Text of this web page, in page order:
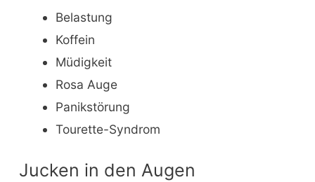
Belastung
Koffein
Müdigkeit
Rosa Auge
Panikstörung
Tourette-Syndrom
Jucken in den Augen